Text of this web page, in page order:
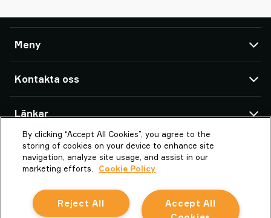
Meny
Lyfthjälpmedel
Kundcase
Om TAWI
Vaculex är TAWI
Sustainability at TAWI
Ordlista för vakuumlyft
Kontakta oss
TAWI AB - HQ
Transportgatan 1
434 37 Kungsbacka
Sweden
la.info@piab.com
+46 300 185 00
Sälj Öst & Norr:
076-119 56 72
Länkar
Om Piab Group
TAWI – en del av Piab-gruppen
Jobb
Cookiepolicy
By clicking “Accept All Cookies”, you agree to the
storing of cookies on your device to enhance site
navigation, analyze site usage, and assist in our
marketing efforts.
Cookie Policy
Accept All
Reject All